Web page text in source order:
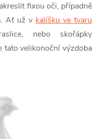
fixou oči, případně
Ať už v kalíšku ve tvaru
nebo skořápky
tato velikonoční výzdoba